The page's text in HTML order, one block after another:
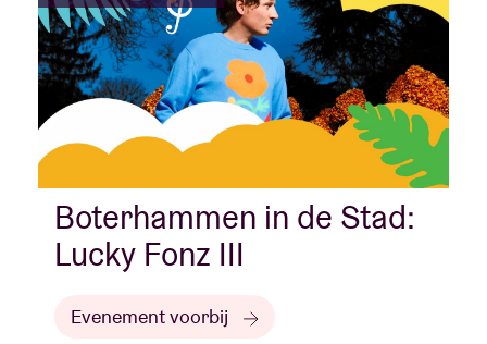
Boterhammen in de Stad:
Lucky Fonz III
Evenement voorbij